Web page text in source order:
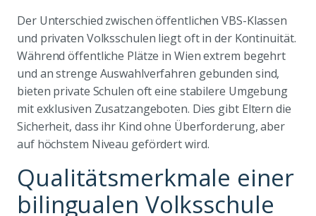
Der Unterschied zwischen öffentlichen VBS-Klassen
und privaten Volksschulen liegt oft in der Kontinuität.
Während öffentliche Plätze in Wien extrem begehrt
und an strenge Auswahlverfahren gebunden sind,
bieten private Schulen oft eine stabilere Umgebung
mit exklusiven Zusatzangeboten. Dies gibt Eltern die
Sicherheit, dass ihr Kind ohne Überforderung, aber
auf höchstem Niveau gefördert wird.
Qualitätsmerkmale einer
bilingualen Volksschule